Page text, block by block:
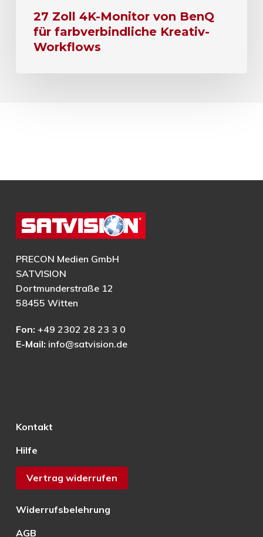
27 Zoll 4K-Monitor von BenQ
für farbverbindliche Kreativ-
Workflows
PRECON Medien GmbH
SATVISION
Dortmunderstraße 12
58455 Witten
Fon: +49 2302 28 23 3 0
E-Mail: info@satvision.de
Kontakt
Hilfe
Vertrag widerrufen
Widerrufsbelehrung
AGB